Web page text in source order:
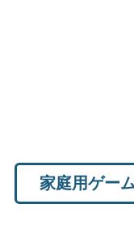
家庭用ゲー